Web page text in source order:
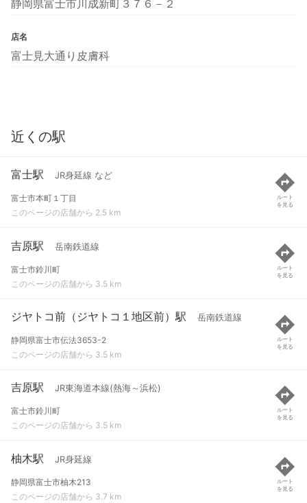
静岡県富士市川成新町３７６－２
店名
富士見大通り皮膚科
近くの駅
富士駅 JR身延線 など
富士市本町１丁目
このページの店舗から 2.5 km
ルート
を見る
吉原駅 岳南鉄道線
富士市鈴川町
このページの店舗から 3.5 km
ルート
を見る
ジヤトコ前（ジヤトコ１地区前）駅 岳南鉄道線
静岡県富士市伝法3653-2
このページの店舗から 3.5 km
ルート
を見る
吉原駅 JR東海道本線(熱海～浜松)
富士市鈴川町
このページの店舗から 3.5 km
ルート
を見る
柚木駅 JR身延線
静岡県富士市柚木213
このページの店舗から 3.7 km
ルート
を見る